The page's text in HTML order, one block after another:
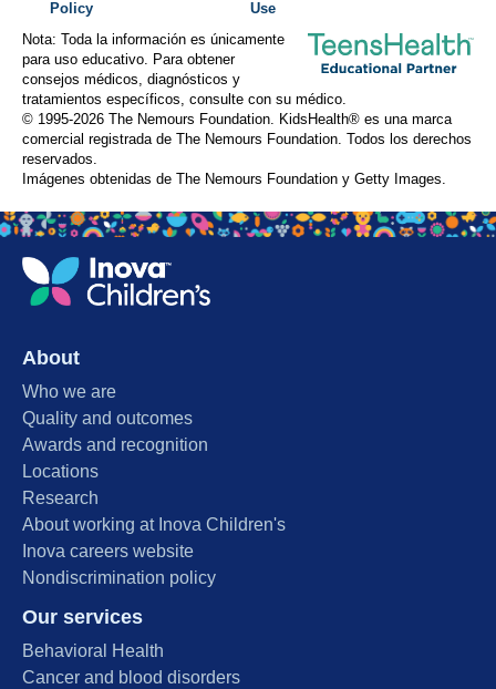
Policy
Use
Nota: Toda la información es únicamente
para uso educativo. Para obtener
consejos médicos, diagnósticos y
tratamientos específicos, consulte con su médico.
© 1995-2026 The Nemours Foundation. KidsHealth® es una marca
comercial registrada de The Nemours Foundation. Todos los derechos
reservados.
Imágenes obtenidas de The Nemours Foundation y Getty Images.
About
Who we are
Quality and outcomes
Awards and recognition
Locations
Research
About working at Inova Children's
Inova careers website
Nondiscrimination policy
Our services
Behavioral Health
Cancer and blood disorders